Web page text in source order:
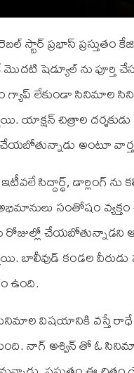
స్టార్ ప్రభాస్ ప్రస్తుతం
షెడ్యూల్ ను పూర్తి
గ్యాప్ లేకుండా సినిమాల
యాక్షన్ చిత్రాల
అంటూ
సిద్దార్థ్, డార్లింగ్
సంతోషం
చేయబోతున్నాడని
బాలీవుడ్ కండల
ఉంది.
విషయానికి వస్తే రాధే
నాగ్ అశ్విన్ తో ఓ